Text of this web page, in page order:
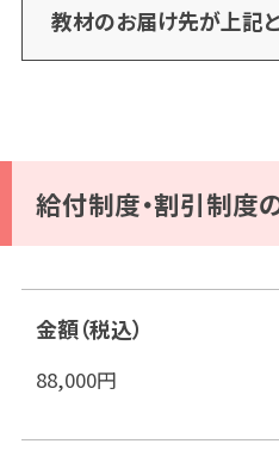
教材のお届け先が上記
給付制度・割引制度
金額（税込）
88,000円